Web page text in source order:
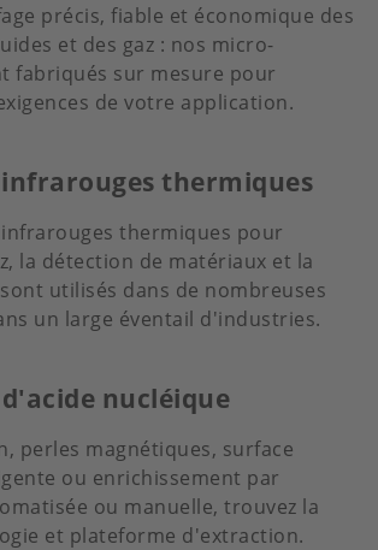
précis, fiable et économique des
et des gaz : nos micro-
fabriqués sur mesure pour
de votre application.
thermiques
thermiques pour
la détection de matériaux et la
utilisés dans de nombreuses
un large éventail d'industries.
nucléique
perles magnétiques, surface
ou enrichissement par
ou manuelle, trouvez la
et plateforme d'extraction.